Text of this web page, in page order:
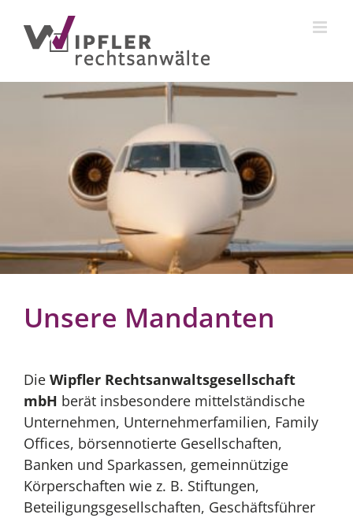
Inhalt
springen
Unsere Mandanten
Die Wipfler Rechtsanwaltsgesellschaft
mbH berät insbesondere mittelständische
Unternehmen, Unternehmerfamilien, Family
Offices, börsennotierte Gesellschaften,
Banken und Sparkassen, gemeinnützige
Körperschaften wie z. B. Stiftungen,
Beteiligungsgesellschaften, Geschäftsführer